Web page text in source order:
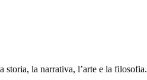
storia, la narrativa, l’arte e la filosofia.